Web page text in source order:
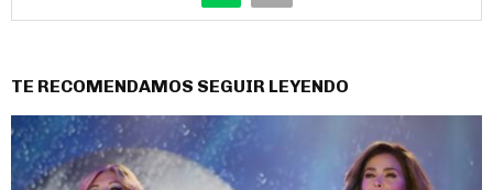
TE RECOMENDAMOS SEGUIR LEYENDO